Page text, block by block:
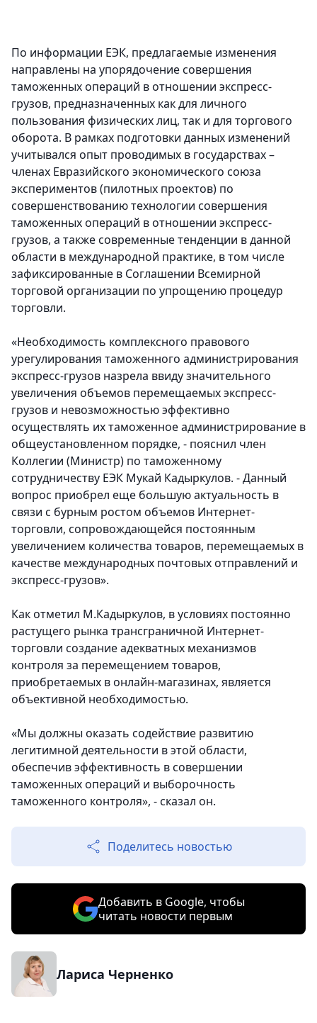
По информации ЕЭК, предлагаемые изменения
направлены на упорядочение совершения
таможенных операций в отношении экспресс-
грузов, предназначенных как для личного
пользования физических лиц, так и для торгового
оборота. В рамках подготовки данных изменений
учитывался опыт проводимых в государствах –
членах Евразийского экономического союза
экспериментов (пилотных проектов) по
совершенствованию технологии совершения
таможенных операций в отношении экспресс-
грузов, а также современные тенденции в данной
области в международной практике, в том числе
зафиксированные в Соглашении Всемирной
торговой организации по упрощению процедур
торговли.
«Необходимость комплексного правового
урегулирования таможенного администрирования
экспресс-грузов назрела ввиду значительного
увеличения объемов перемещаемых экспресс-
грузов и невозможностью эффективно
осуществлять их таможенное администрирование в
общеустановленном порядке, - пояснил член
Коллегии (Министр) по таможенному
сотрудничеству ЕЭК Мукай Кадыркулов. - Данный
вопрос приобрел еще большую актуальность в
связи с бурным ростом объемов Интернет-
торговли, сопровождающейся постоянным
увеличением количества товаров, перемещаемых в
качестве международных почтовых отправлений и
экспресс-грузов».
Как отметил М.Кадыркулов, в условиях постоянно
растущего рынка трансграничной Интернет-
торговли создание адекватных механизмов
контроля за перемещением товаров,
приобретаемых в онлайн-магазинах, является
объективной необходимостью.
«Мы должны оказать содействие развитию
легитимной деятельности в этой области,
обеспечив эффективность в совершении
таможенных операций и выборочность
таможенного контроля», - сказал он.
Поделитесь новостью
Добавить в Google, чтобы
читать новости первым
Лариса Черненко